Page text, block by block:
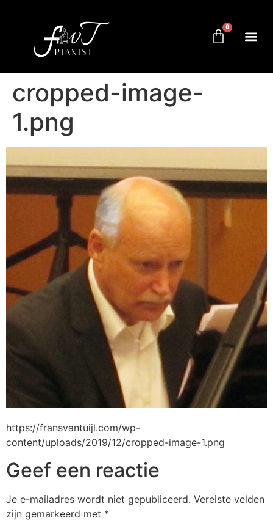
0
cropped-image-
1.png
https://fransvantuijl.com/wp-
content/uploads/2019/12/cropped-image-1.png
Geef een reactie
Je e-mailadres wordt niet gepubliceerd. Vereiste velden
zijn gemarkeerd met *